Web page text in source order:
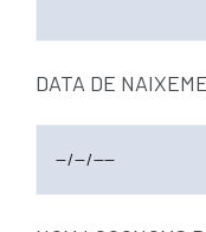
ELECCIONS JUNTA
ACTIVITATS ESTIU 26
DATA DE